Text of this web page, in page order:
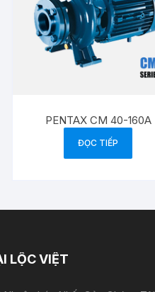
PENTAX CM 40-160A
ĐỌC TIẾP
LỘC VIỆT